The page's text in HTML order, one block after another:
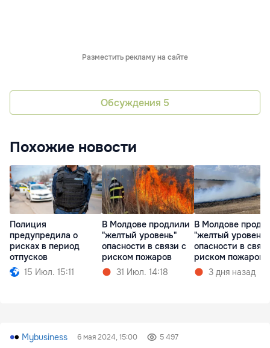
Разместить рекламу на сайте
Обсуждения 5
Похожие новости
Полиция
предупредила о
рисках в период
отпусков
15 Июл. 15:11
В Молдове продлили
"желтый уровень"
опасности в связи с
риском пожаров
31 Июл. 14:18
В Молдове
"желтый уровень"
опасности в
риском пожаров
3 дня назад
Mybusiness 6 мая 2024, 15:00 5 497